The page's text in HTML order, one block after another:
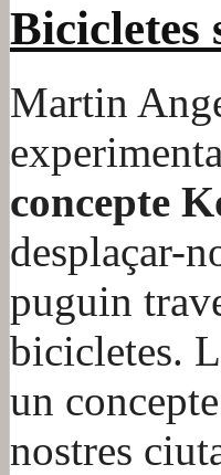
Bicicletes
Martin
concepte
desplaçar-
puguin
bicicletes.
un
nostres